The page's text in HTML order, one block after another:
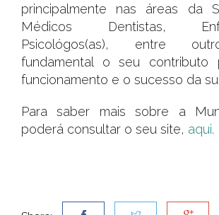
principalmente nas áreas da
Médicos Dentistas,
Psicológos(as), entre
fundamental o seu contributo
funcionamento e o sucesso da
Para saber mais sobre a
poderá consultar o seu site, aqui.